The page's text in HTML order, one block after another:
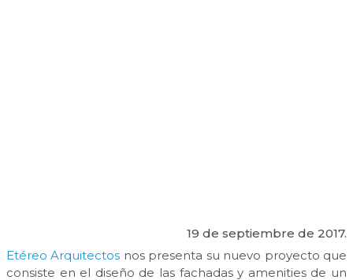
19 de septiembre de 2017.
Etéreo Arquitectos nos presenta su nuevo proyecto que
consiste en el diseño de las fachadas y amenities de un